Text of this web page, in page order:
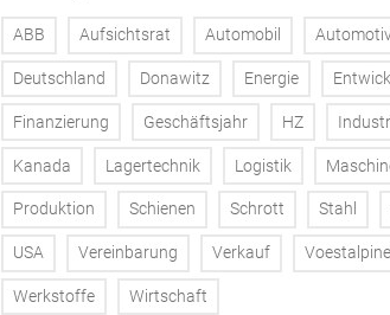
ABB Aufsichtsrat Automobil
Deutschland Donawitz Energie
Finanzierung Geschäftsjahr HZ
Kanada Lagertechnik Logistik
Produktion Schienen Schrott Stahl
USA Vereinbarung Verkauf
Werkstoffe Wirtschaft